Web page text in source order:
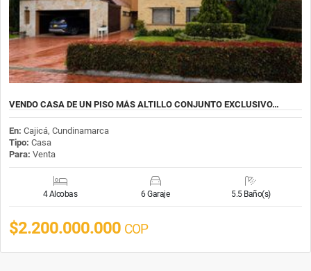
VENDO CASA DE UN PISO MÁS ALTILLO CONJUNTO EXCLUSIVO…
En: Cajicá, Cundinamarca
Tipo: Casa
Para: Venta
4 Alcobas 6 Garaje 5.5 Baño(s)
$2.200.000.000 COP